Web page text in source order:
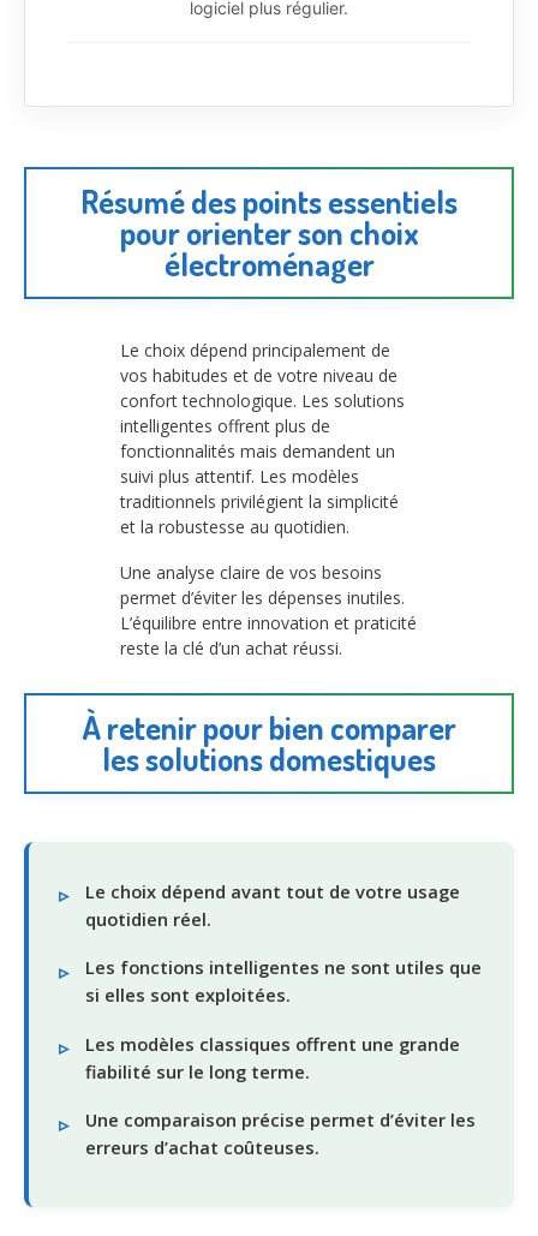
logiciel plus régulier.
Résumé des points essentiels
pour orienter son choix
électroménager
Le choix dépend principalement de
vos habitudes et de votre niveau de
confort technologique. Les solutions
intelligentes offrent plus de
fonctionnalités mais demandent un
suivi plus attentif. Les modèles
traditionnels privilégient la simplicité
et la robustesse au quotidien.
Une analyse claire de vos besoins
permet d’éviter les dépenses inutiles.
L’équilibre entre innovation et praticité
reste la clé d’un achat réussi.
À retenir pour bien comparer
les solutions domestiques
Le choix dépend avant tout de votre usage
quotidien réel.
Les fonctions intelligentes ne sont utiles que
si elles sont exploitées.
Les modèles classiques offrent une grande
fiabilité sur le long terme.
Une comparaison précise permet d’éviter les
erreurs d’achat coûteuses.